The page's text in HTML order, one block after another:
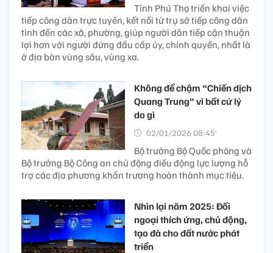
Tỉnh Phú Thọ triển khai việc
tiếp công dân trực tuyến, kết nối từ trụ sở tiếp công dân
tỉnh đến các xã, phường, giúp người dân tiếp cận thuận
lợi hơn với người đứng đầu cấp ủy, chính quyền, nhất là
ở địa bàn vùng sâu, vùng xa.
Không để chậm “Chiến dịch
Quang Trung” vì bất cứ lý
do gì
02/01/2026 08:45’
Bộ trưởng Bộ Quốc phòng và
Bộ trưởng Bộ Công an chủ động điều động lực lượng hỗ
trợ các địa phương khẩn trương hoàn thành mục tiêu.
Nhìn lại năm 2025: Đối
ngoại thích ứng, chủ động,
tạo đà cho đất nước phát
triển